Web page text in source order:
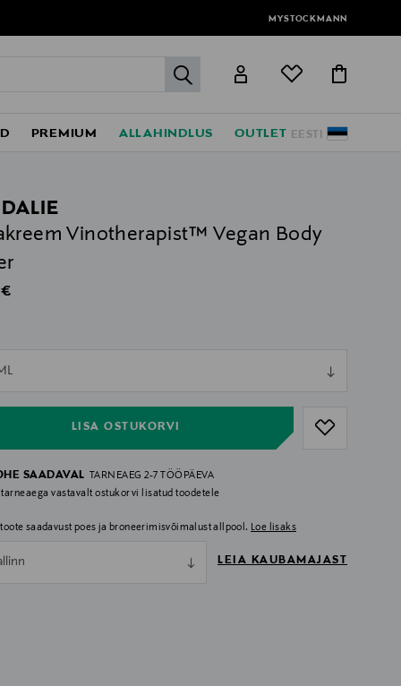
MYSTOCKMANN
label.header.go
EESTI
PREMIUM ALLAHINDLUS OUTLET
Vinotherapist™ Vegan Body
Price
LISA OSTUKORVI
SAADAVAL TARNEAEG 2-7 TÖÖPÄEVA
vastavalt ostukorvi lisatud toodetele
saadavust poes ja broneerimisvõimalust allpool. Loe lisaks
LEIA KAUBAMAJAST